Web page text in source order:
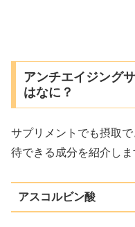
アンチエイジング
はなに？
サプリメントでも摂取
待できる成分を紹介しま
アスコルビン酸